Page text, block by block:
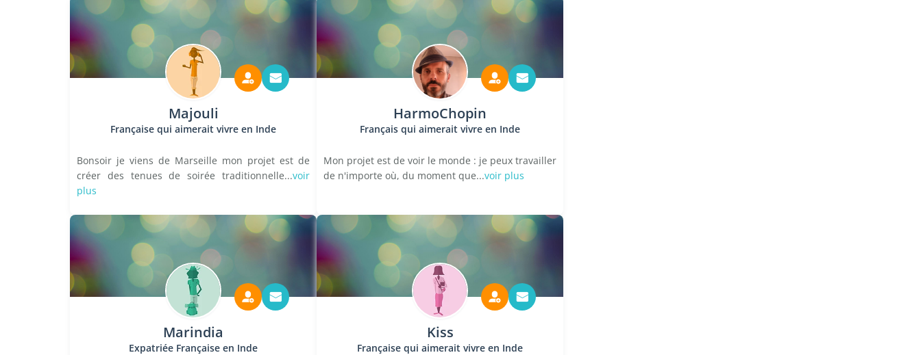
Majouli
Française qui aimerait vivre en Inde
Bonsoir je viens de Marseille mon projet est de
créer des tenues de soirée traditionnelle...voir
plus
HarmoChopin
Français qui aimerait vivre en Inde
Mon projet est de voir le monde : je peux travailler
de n'importe où, du moment que...voir plus
Marindia
Expatriée Française en Inde
Kiss
Française qui aimerait vivre en Inde